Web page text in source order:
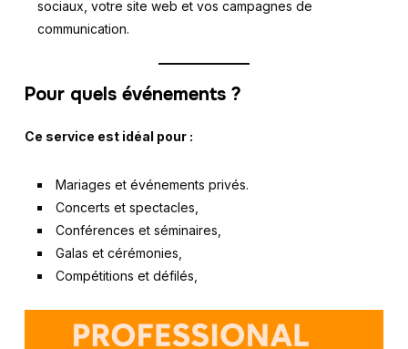
sociaux, votre site web et vos campagnes de
communication.
Pour quels événements ?
Ce service est idéal pour :
Mariages et événements privés.
Concerts et spectacles,
Conférences et séminaires,
Galas et cérémonies,
Compétitions et défilés,